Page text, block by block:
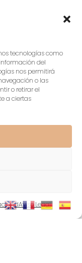
tecnologías como
del
nos permitirá
o las
o retirar el
a ciertas
Aviso Legal